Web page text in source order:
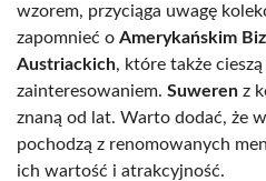
wzorem, przyciąga uwagę
zapomnieć o Amerykańskim
Austriackich, które także
zainteresowaniem. Suweren z
znaną od lat. Warto dodać, że
pochodzą z renomowanych
ich wartość i atrakcyjność.